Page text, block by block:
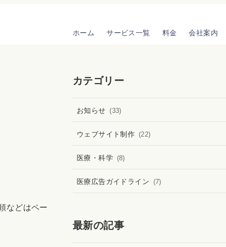
ホーム サービス一覧 料金 会社案内
などはペー
カテゴリー
お知らせ (33)
ウェブサイト制作 (22)
医療・科学 (8)
医療広告ガイドライン (7)
最新の記事